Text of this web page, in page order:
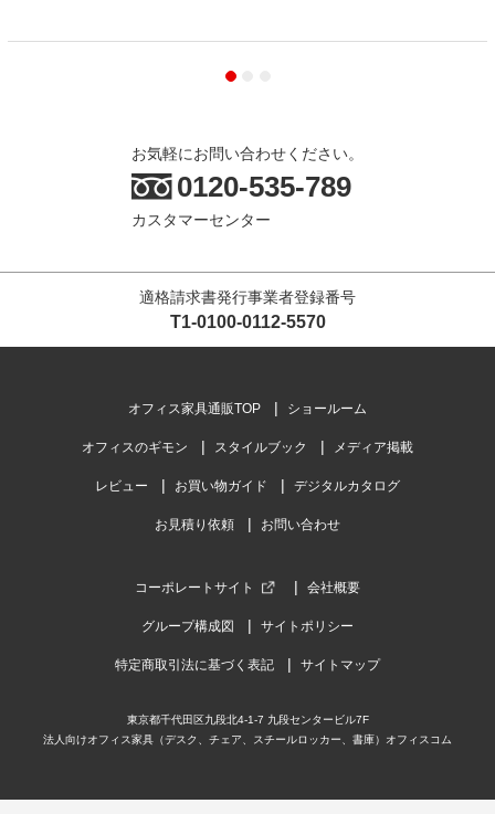
お気軽にお問い合わせください。
0120-535-789
カスタマーセンター
適格請求書発行事業者登録番号
T1-0100-0112-5570
オフィス家具通販TOP ショールーム
オフィスのギモン スタイルブック メディア掲載
レビュー お買い物ガイド デジタルカタログ
お見積り依頼 お問い合わせ
コーポレートサイト 会社概要
グループ構成図 サイトポリシー
特定商取引法に基づく表記 サイトマップ
東京都千代田区九段北4-1-7 九段センタービル7F
法人向けオフィス家具（デスク、チェア、スチールロッカー、書庫）オフィスコム